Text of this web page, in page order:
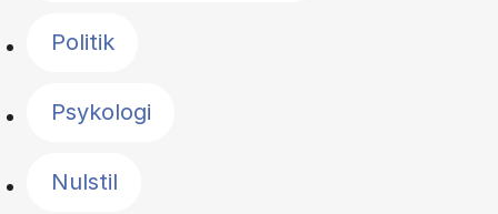
Politik
Psykologi
Nulstil